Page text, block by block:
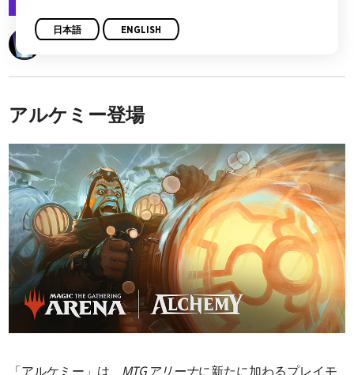
Wizards of the Coast
アルケミー登場
「アルケミー」は、MTGアリーナに新たに加わるプレイモ
日本語 ENGLISH